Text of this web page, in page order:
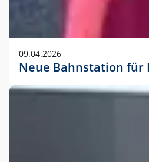
09.04.2026
Neue Bahnstation für